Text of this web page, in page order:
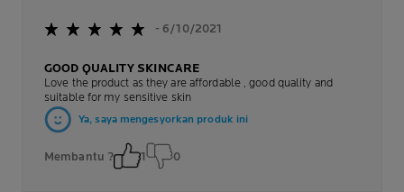
- 6/10/2021
GOOD QUALITY SKINCARE
Love the product as they are affordable , good quality and
suitable for my sensitive skin
Ya, saya mengesyorkan produk ini
Membantu ? 1 0